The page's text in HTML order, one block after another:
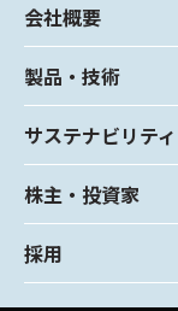
会社概要
製品・技術
サステナビリティ
株主・投資家
採用